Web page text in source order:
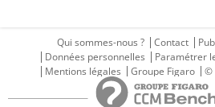
Qui sommes-nous ? Contact
Données personnelles
Paramétrer
Mentions légales
Groupe Figaro ©